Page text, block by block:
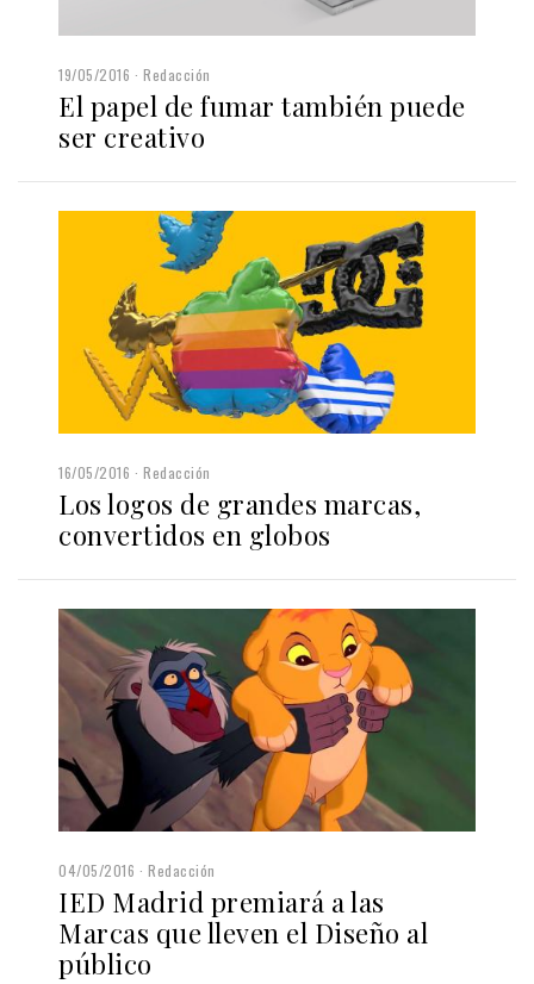
19/05/2016 Redacción
El papel de fumar también puede
ser creativo
16/05/2016 Redacción
Los logos de grandes marcas,
convertidos en globos
04/05/2016 Redacción
IED Madrid premiará a las
Marcas que lleven el Diseño al
público